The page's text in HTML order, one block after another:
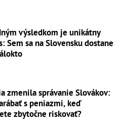
výsledkom je unikátny
Sem sa na Slovensku dostane
zmenila správanie Slovákov:
s peniazmi, keď
zbytočne riskovať?